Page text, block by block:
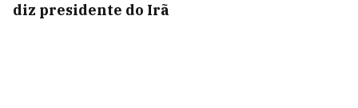
diz presidente do Irã